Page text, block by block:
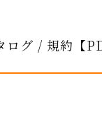
グ / 規約【